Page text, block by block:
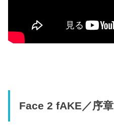
Face 2 fAKE／序章